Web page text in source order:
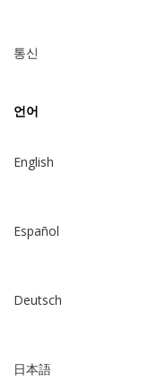
통신
언어
English
Español
Deutsch
日本語